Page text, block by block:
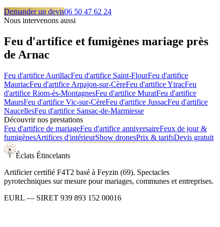
Demander un devis06 50 47 62 24
Nous intervenons aussi
Feu d'artifice et fumigènes mariage près
de Arnac
Feu d'artifice AurillacFeu d'artifice Saint-FlourFeu d'artifice
MauriacFeu d'artifice Arpajon-sur-CèreFeu d'artificeYtracFeu
d'artifice Riom-ès-MontagnesFeu d'artifice MuratFeu d'artifice
MaursFeu d'artifice Vic-sur-CèreFeu d'artifice JussacFeu d'artifice
NaucellesFeu d'artifice Sansac-de-Marmiesse
Découvrir nos prestations
Feu d'artifice de mariageFeu d'artifice anniversaireFeux de jour &
fumigènesArtifices d'intérieurShow dronesPrix & tarifsDevis gratuit
Éclats Étincelants
Artificier certifié F4T2 basé à Feyzin (69). Spectacles
pyrotechniques sur mesure pour mariages, communes et entreprises.
EURL — SIRET 939 893 152 00016